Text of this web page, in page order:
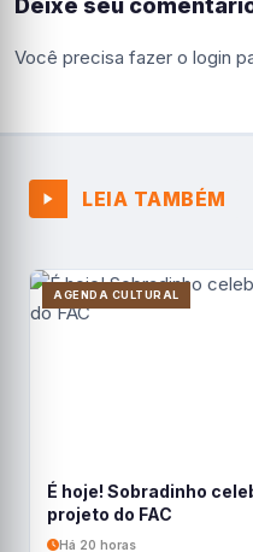
Deixe seu
Você precisa fazer o login
LEIA TAMBÉM
AGENDA CULTURAL
É hoje! Sobradinho
projeto do FAC
Há 20 horas